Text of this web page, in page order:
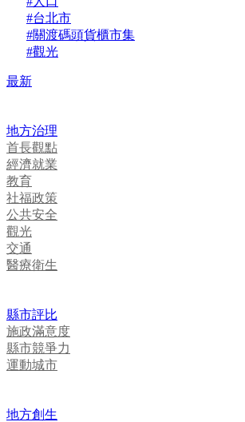
#台北市
#關渡碼頭貨櫃市集
#觀光
最新
地方治理
首長觀點
經濟就業
教育
社福政策
公共安全
觀光
交通
醫療衛生
縣市評比
施政滿意度
縣市競爭力
運動城市
地方創生